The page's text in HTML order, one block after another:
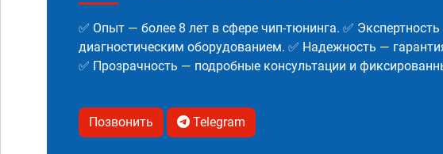
✅ Опыт — более 8 лет в сфере чип-тюнинга. ✅
диагностическим оборудованием. ✅ Надежность —
✅ Прозрачность — подробные консультации и
Позвонить Telegram